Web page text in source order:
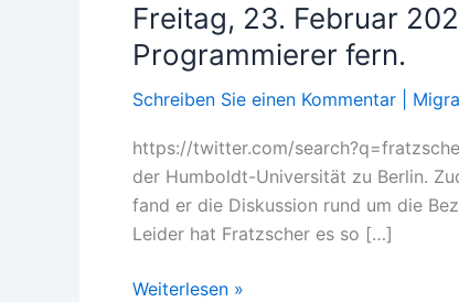
Freitag, 23. Februar
Programmierer fern.
Schreiben Sie einen Kommentar
https://twitter.com/
der Humboldt-Universität zu Berlin.
fand er die Diskussion rund um die
Leider hat Fratzscher es so […]
Freitag,
Weiterlesen »